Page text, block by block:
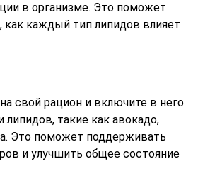
в организме. Это поможет
как каждый тип липидов влияет
свой рацион и включите в него
такие как авокадо,
Это поможет поддерживать
и улучшить общее состояние